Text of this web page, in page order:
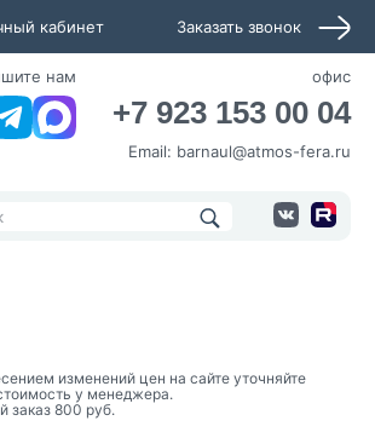
кабинет Заказать звонок
нам офис
+7 923 153 00 04
Email: barnaul@atmos-fera.ru
изменений цен на сайте уточняйте
у менеджера.
заказ 800 руб.